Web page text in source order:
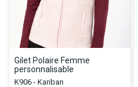
Gilet Polaire Femme
personnalisable
K906 - Kariban